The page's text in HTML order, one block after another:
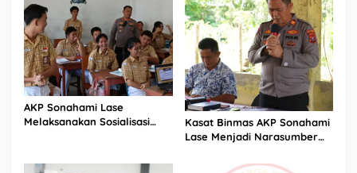
AKP Sonahami Lase
Melaksanakan Sosialisasi
Selatan
Kasat Binmas AKP Sonahami
Lase Menjadi Narasumber
Persekutuan Doa